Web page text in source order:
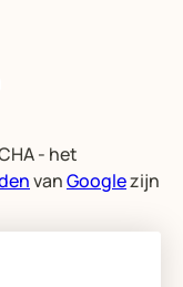
- het
vanGooglezijn